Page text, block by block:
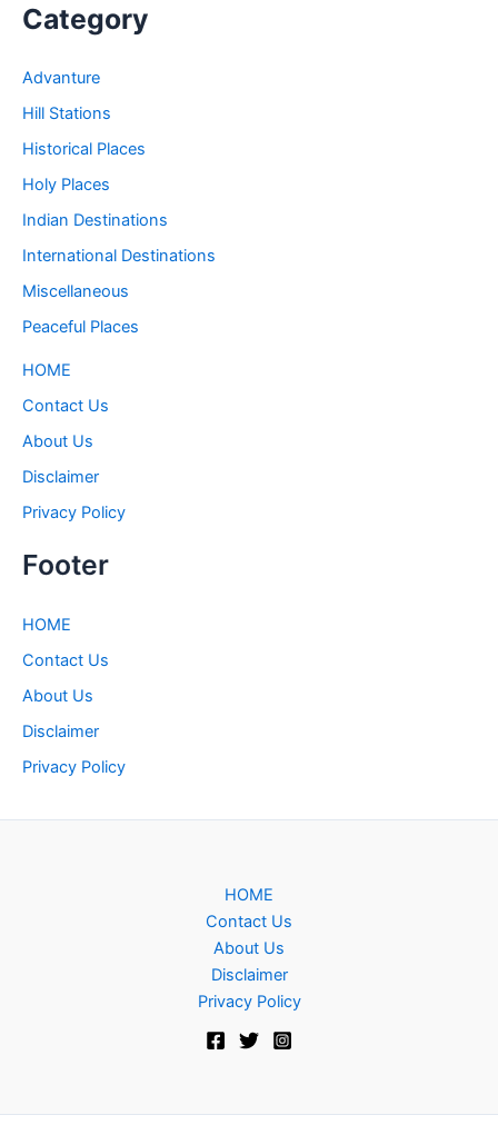
Category
Advanture
Hill Stations
Historical Places
Holy Places
Indian Destinations
International Destinations
Miscellaneous
Peaceful Places
HOME
Contact Us
About Us
Disclaimer
Privacy Policy
Footer
HOME
Contact Us
About Us
Disclaimer
Privacy Policy
HOME
Contact Us
About Us
Disclaimer
Privacy Policy